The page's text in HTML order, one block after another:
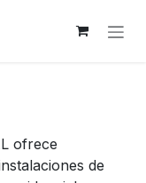
ofrece
de